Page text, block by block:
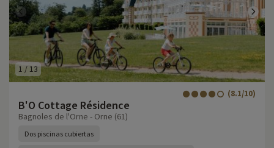
1/13
B'O Cottage Résidence
(8.1/10)
Bagnoles de l'Orne - Orne (61)
Dos piscinas cubiertas